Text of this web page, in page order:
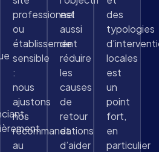
professionnel
ou
établissement
sensible
:
nous
ajustons
nos
recommandations
au
est
aussi
de
réduire
les
causes
de
retour
et
d’aider
des
typologies
locales
est
un
point
fort,
en
particulier